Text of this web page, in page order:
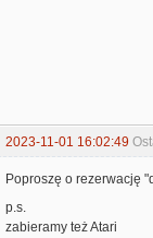
2023-11-01 16:02:49
Poproszę o rezerwację
p.s.
zabieramy też Atari